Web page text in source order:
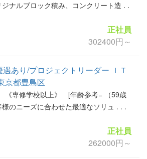
ナルブロック積み、コンクリート造 . .
正社員
302400円～
遇あり/プロジェクトリーダー ＩＴ
京都豊島区
《専修学校以上》 [年齢参考= （59歳
のニーズに合わせた最適なソリュ . . .
正社員
262000円～